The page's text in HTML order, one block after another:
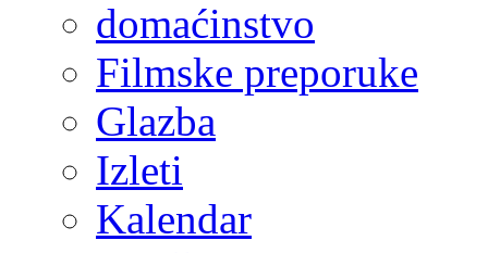
domaćinstvo
Filmske preporuke
Glazba
Izleti
Kalendar